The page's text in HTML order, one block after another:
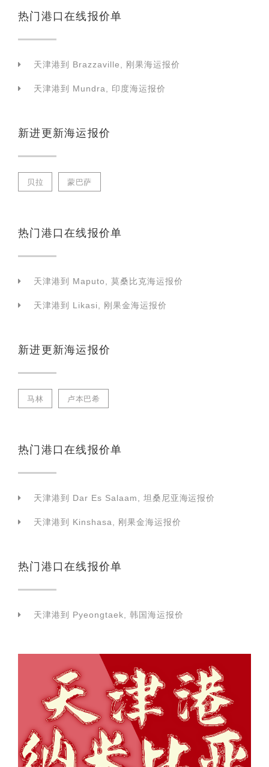
热门港口在线报价单
天津港到 Brazzaville, 刚果海运报价
天津港到 Mundra, 印度海运报价
新进更新海运报价
贝拉 蒙巴萨
热门港口在线报价单
天津港到 Maputo, 莫桑比克海运报价
天津港到 Likasi, 刚果金海运报价
新进更新海运报价
马林 卢本巴希
热门港口在线报价单
天津港到 Dar Es Salaam, 坦桑尼亚海运报价
天津港到 Kinshasa, 刚果金海运报价
热门港口在线报价单
天津港到 Pyeongtaek, 韩国海运报价